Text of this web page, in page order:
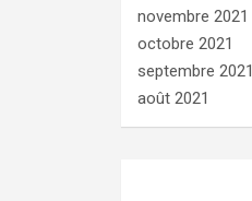
novembre 2021
octobre 2021
septembre 2021
août 2021